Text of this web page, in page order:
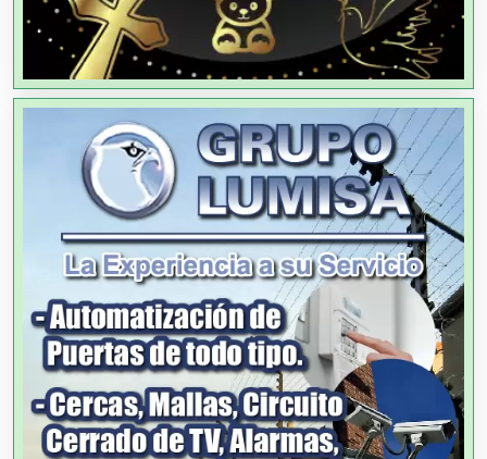
Alquiler de Autos
Alquiler de Equipos para Fiestas
Alquiler de Sillas y Mesas
Alquiler de Trajes de Etiqueta
Alta Costura
Aluminio